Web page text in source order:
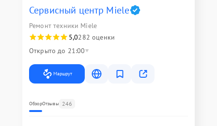
Сервисный центр Miele
Ремонт техники Miele
5,0282 оценки
Открыто до 21:00
Маршрут
ОбзорОтзывы 246